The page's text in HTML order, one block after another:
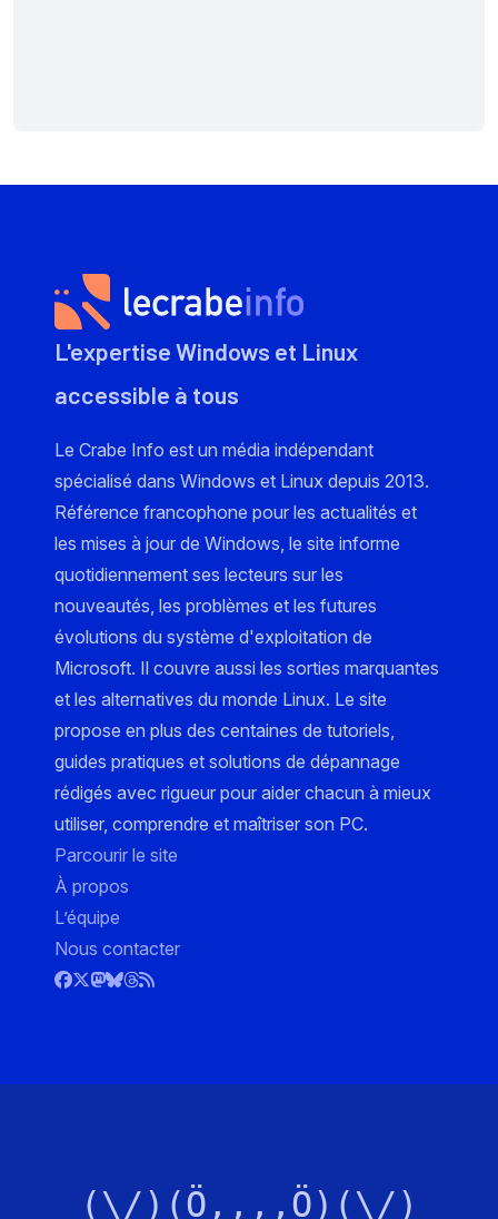
L'expertise Windows et Linux
accessible à tous
Le Crabe Info est un média indépendant
spécialisé dans Windows et Linux depuis 2013.
Référence francophone pour les actualités et
les mises à jour de Windows, le site informe
quotidiennement ses lecteurs sur les
nouveautés, les problèmes et les futures
évolutions du système d'exploitation de
Microsoft. Il couvre aussi les sorties marquantes
et les alternatives du monde Linux. Le site
propose en plus des centaines de tutoriels,
guides pratiques et solutions de dépannage
rédigés avec rigueur pour aider chacun à mieux
utiliser, comprendre et maîtriser son PC.
Parcourir le site
À propos
L’équipe
Nous contacter
(\/)(Ö,,,,Ö)(\/)